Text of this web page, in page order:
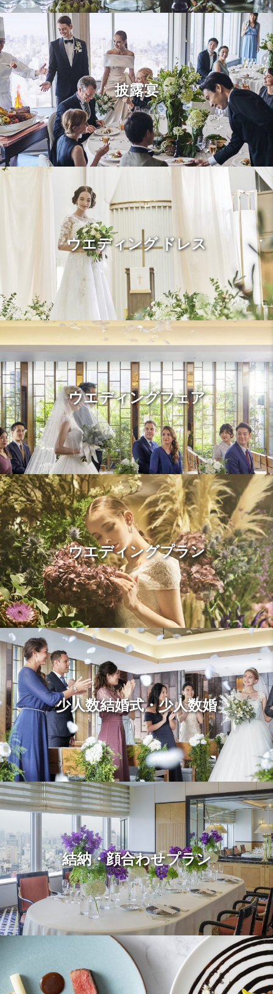
披露宴
ウエディング ドレス
ウエディングフェア
ウエディングプラン
少人数結婚式・少人数婚
結納・顔合わせプラン